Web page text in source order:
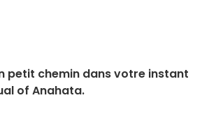
petit chemin dans votre instant
of Anahata.